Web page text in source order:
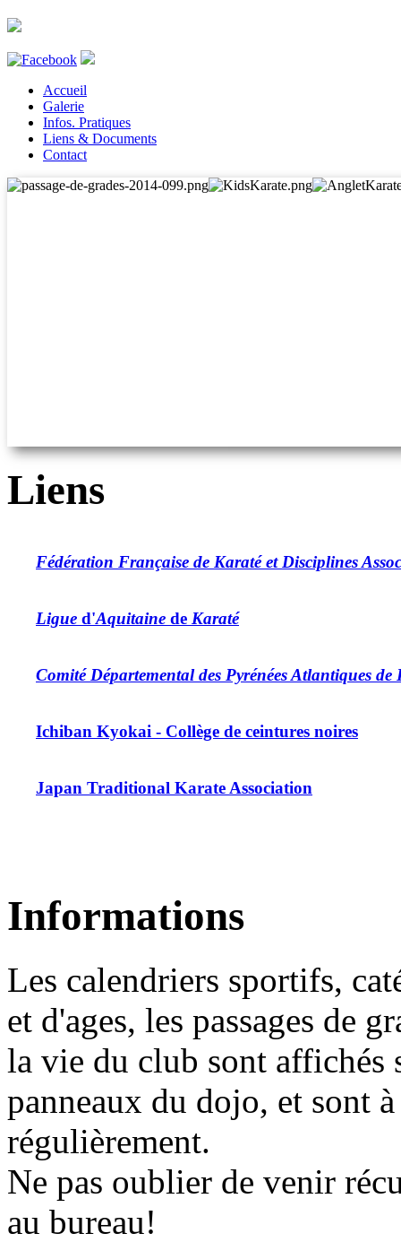
Accueil
Galerie
Infos. Pratiques
Liens & Documents
Contact
Liens
Fédération Française de Karaté et Disciplines
Ligue d'Aquitaine de Karaté
Comité Départemental des Pyrénées Atlantiques de
Ichiban Kyokai - Collège de ceintures noires
Japan Traditional Karate Association
Informations
Les calendriers sportifs,
et d'ages, les passages de
la vie du club sont affichés
panneaux du dojo, et sont
régulièrement.
Ne pas oublier de venir
au bureau!